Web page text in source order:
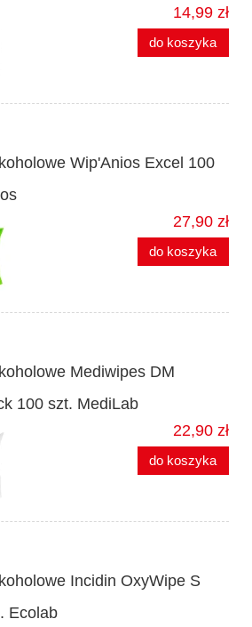
14,99 zł
do koszyka
Wip'Anios Excel 100
27,90 zł
do koszyka
Mediwipes DM
100 szt. MediLab
22,90 zł
do koszyka
Incidin OxyWipe S
Ecolab